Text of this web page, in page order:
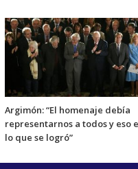
Argimón: “El homenaje debía
representarnos a todos y eso
lo que se logró”